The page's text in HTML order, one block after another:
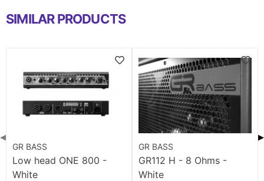
SIMILAR PRODUCTS
GR BASS
Low head ONE 800 -
White
GR BASS
GR112 H - 8 Ohms -
White
◀ ▶